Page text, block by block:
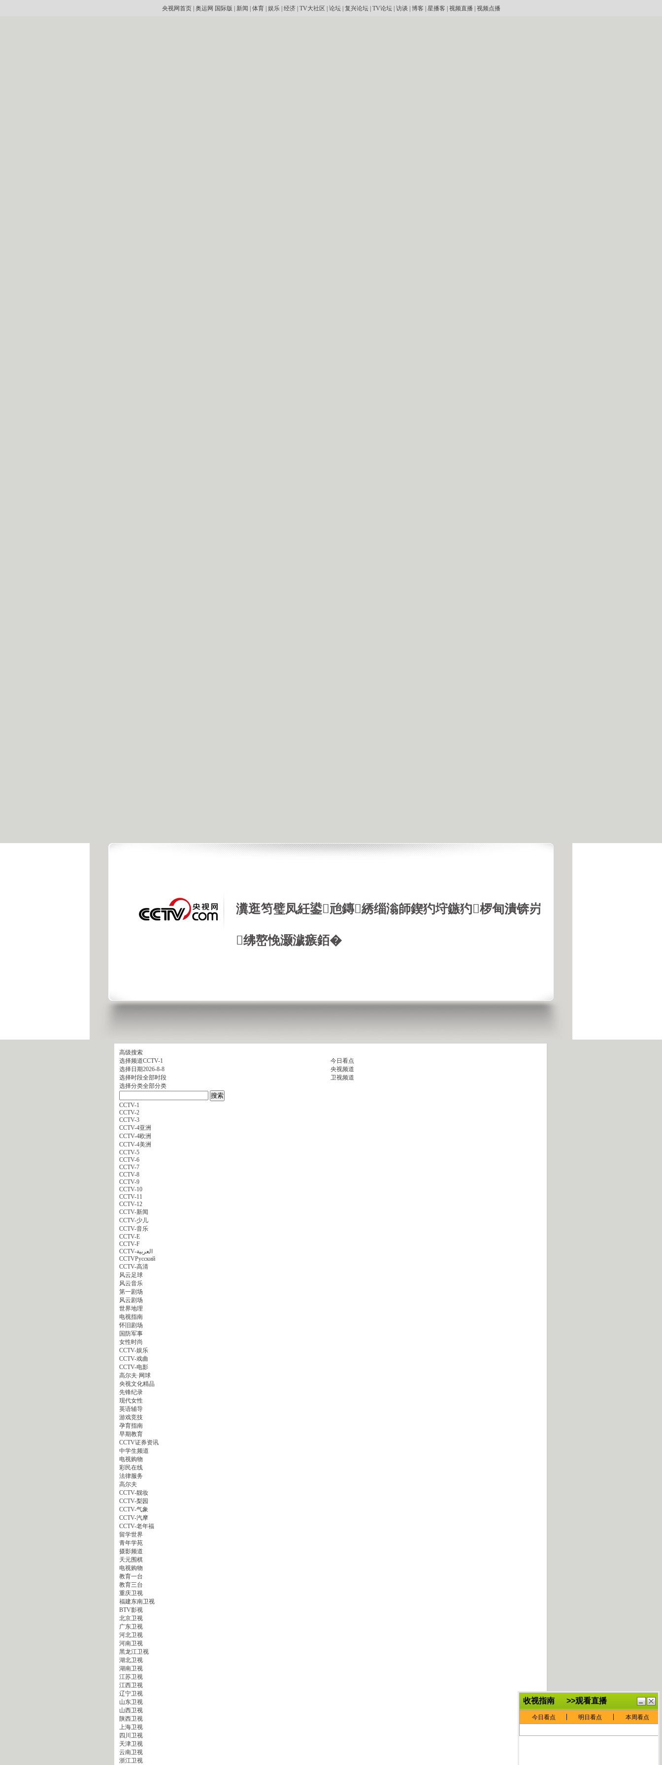
央视网首页| 奥运网 国际版 新闻 体育| 娱乐| 经济| TV大社区 论坛| 复兴论坛| TV论坛| 访谈 博客 星播客 视频直播| 视频点播
瀵逛笉璧凤紝鍙兘鏄綉缁滃師鍥犳垨鏃犳椤甸潰锛岃
绋嶅悗灏濊瘯銆�
高级搜索
选择频道CCTV-1
选择日期2026-8-8
选择时段全部时段
选择分类全部分类
CCTV-1
CCTV-2
CCTV-3
CCTV-4亚洲
CCTV-4欧洲
CCTV-4美洲
CCTV-5
CCTV-6
CCTV-7
CCTV-8
CCTV-9
CCTV-10
CCTV-11
CCTV-12
CCTV-新闻
CCTV-少儿
CCTV-音乐
CCTV-E
CCTV-F
CCTV-العربية
CCTVPусский
CCTV-高清
风云足球
风云音乐
第一剧场
风云剧场
世界地理
电视指南
怀旧剧场
国防军事
女性时尚
CCTV-娱乐
CCTV-戏曲
CCTV-电影
高尔夫·网球
央视文化精品
先锋纪录
现代女性
英语辅导
游戏竞技
孕育指南
早期教育
CCTV证券资讯
中学生频道
电视购物
彩民在线
法律服务
高尔夫
CCTV-靓妆
CCTV-梨园
CCTV-气象
CCTV-汽摩
CCTV-老年福
留学世界
青年学苑
摄影频道
天元围棋
电视购物
教育一台
教育三台
重庆卫视
福建东南卫视
BTV影视
北京卫视
广东卫视
河北卫视
河南卫视
黑龙江卫视
湖北卫视
湖南卫视
江苏卫视
江西卫视
辽宁卫视
山东卫视
山西卫视
陕西卫视
上海卫视
四川卫视
天津卫视
云南卫视
浙江卫视
今日看点
央视频道
卫视频道
抽
鏈
€灏
忓
寲